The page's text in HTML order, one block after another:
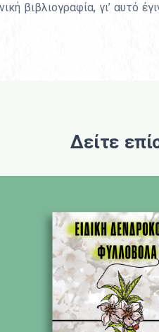
βιβλιογραφία, γι’ αυτό
Δείτε